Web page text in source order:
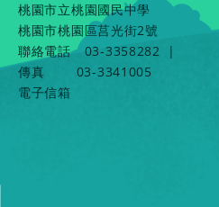
桃園市立桃園國民中學
桃園市桃園區莒光街2號
聯絡電話
03-3358282
|
傳真
03-3341005
電子信箱